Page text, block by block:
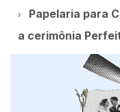
Papelaria para
a cerimônia